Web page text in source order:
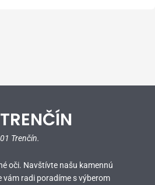
Trenčín.
oči. Navštívte našu kamennú
vám radi poradíme s výberom